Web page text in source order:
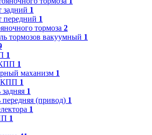
задний 1
передний 1
тормоза 2
тормозов вакуумный 1
1
1
маханизм 1
КПП 1
1
(привод) 1
1
1